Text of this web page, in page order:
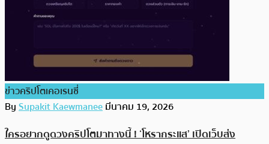
ข่าวคริปโตเคอเรนซี่
BySupakit Kaewmaneeมีนาคม 19, 2026
ใครอยากดูดวงคริปโตมาทางนี้ ! ‘โหรากระแส’ เปิดเว็บส่ง